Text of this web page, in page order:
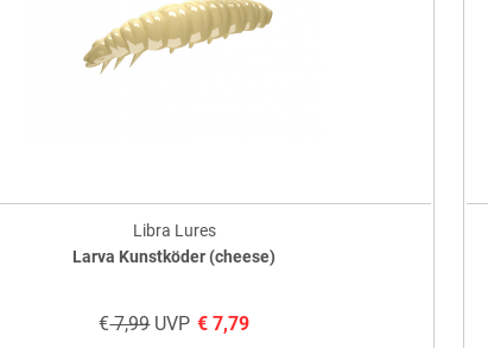
Libra Lures
Larva Kunstköder (cheese)
€7,99UVP € 7,79